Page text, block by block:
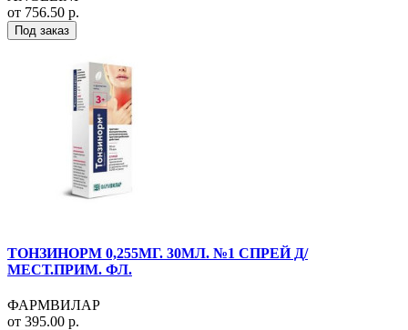
от 756.50 р.
Под заказ
ТОНЗИНОРМ 0,255МГ. 30МЛ. №1 СПРЕЙ Д/
МЕСТ.ПРИМ. ФЛ.
ФАРМВИЛАР
от 395.00 р.